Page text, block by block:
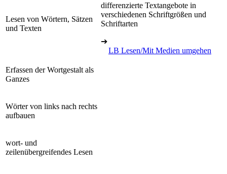
Lesen von Wörtern, Sätzen
und Texten
differenzierte Textangebote in
verschiedenen Schriftgrößen und
Schriftarten
➔
LB Lesen/Mit Medien umgehen
Erfassen der Wortgestalt als
Ganzes
Wörter von links nach rechts
aufbauen
wort- und
zeilenübergreifendes Lesen